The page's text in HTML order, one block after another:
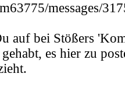
messages/
auf bei Stößers
es hier zu